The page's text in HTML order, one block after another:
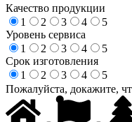
Качество продукции
1
2 3 4
5
Уровень сервиса
1
2 3 4
5
Срок изготовления
1
2 3 4
5
Пожалуйста, докажите,